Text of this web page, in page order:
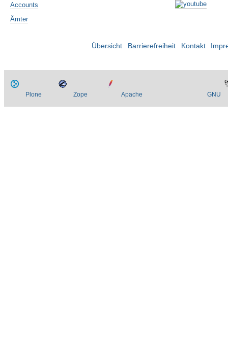
Accounts
Ämter
Übersicht Barrierefreiheit Kontakt
Plone Zope Apache GNU